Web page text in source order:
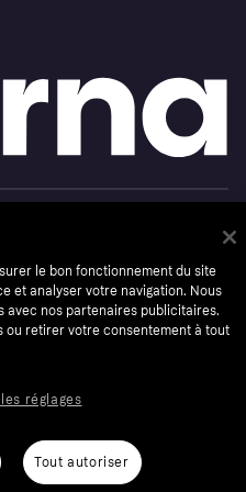
46, 111 34 Stockholm. Organization
Klarna.com
le bon fonctionnement du site
et analyser votre navigation. Nous
avec nos partenaires publicitaires.
ou retirer votre consentement à tout
Tout autoriser
réglages